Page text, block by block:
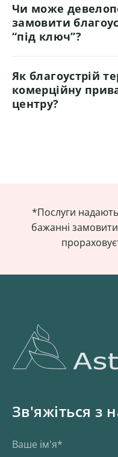
Чи може
замовити
“під ключ”?
Як благоустрій
комерційну
центру?
*Послуги
бажанні
Зв'яжіться з